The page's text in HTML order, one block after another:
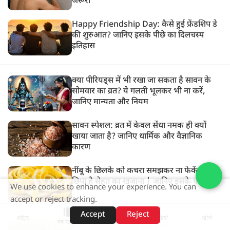
Happy Friendship Day: कैसे हुई फ्रेंडशिप डे
की शुरुआत? जानिए इसके पीछे का दिलचस्प
इतिहास
क्या पीरियड्स में भी रखा जा सकता है सावन के
सोमवार का व्रत? ये गलती भूलकर भी ना करें,
जानिए मान्यता और नियम
सावन स्पेशल: व्रत में केवल सेंधा नमक ही क्यों
खाया जाता है? जानिए धार्मिक और वैज्ञानिक
कारण
नींबू के छिलके को कचरा समझकर ना फेकें, इसमें
छिपा है सेहत का खजाना | जानिए इसके फायदे
महंगे ब्यूटी प्रोडक्ट्स से तोड़िए रिश्ता! त्वचा की रंगत
वेब स्टोरीज़
We use cookies to enhance your experience. You can
accept or reject tracking.
Accept
Reject